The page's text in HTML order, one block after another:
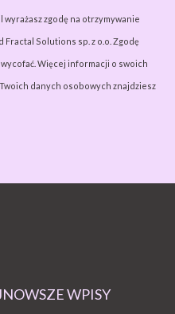
wyrażasz zgodę na otrzymywanie
Solutions sp. z o.o. Zgodę
Więcej informacji o swoich
danych osobowych znajdziesz
WPISY